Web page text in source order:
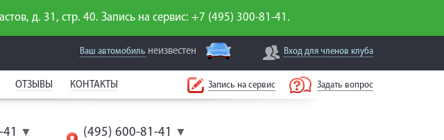
д. 31, стр. 40. Запись на сервис: +7 (495) 300-81-41.
Ваш автомобиль неизвестен Вход для членов клуба
ОТЗЫВЫ КОНТАКТЫ Запись на сервис Задать вопрос
▼ (495) 600-81-41 ▼